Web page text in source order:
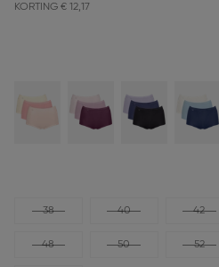
KORTING € 12,17
38 40 42
48 50 52